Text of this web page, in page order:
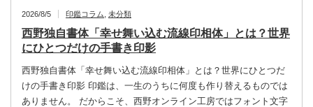
2026/8/5 印鑑コラム 未分類
西野独自書体「幸せ舞い込む流線印相体」とは？世界
にひとつだけの手書き印影
西野独自書体「幸せ舞い込む流線印相体」とは？世界にひとつだ
けの手書き印影 印鑑は、一生のうちに何度も作り替えるものでは
ありません。 だからこそ、西野オンライン工房ではフォント文字